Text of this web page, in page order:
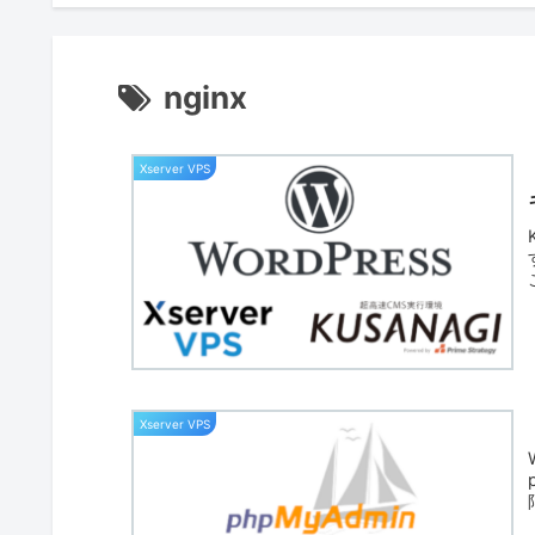
nginx
Xserver VPS
Xserver VPS